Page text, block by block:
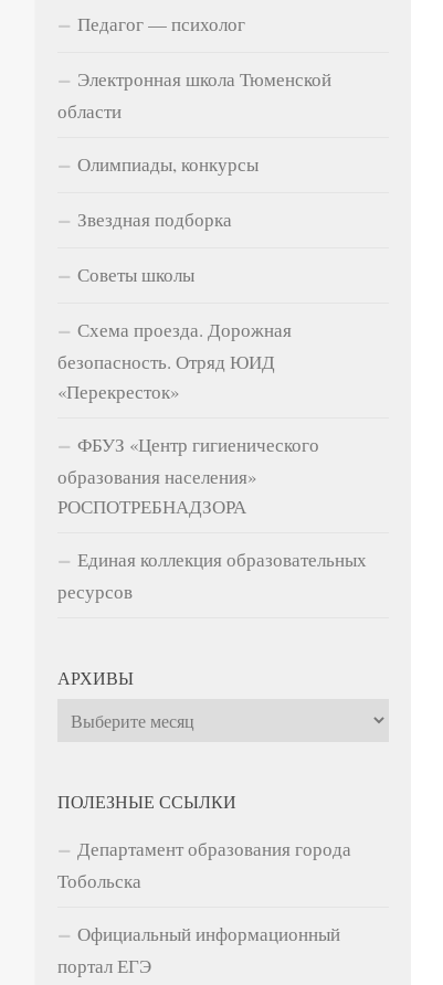
Педагог — психолог
Электронная школа Тюменской
области
Олимпиады, конкурсы
Звездная подборка
Советы школы
Схема проезда. Дорожная
безопасность. Отряд ЮИД
«Перекресток»
ФБУЗ «Центр гигиенического
образования населения»
РОСПОТРЕБНАДЗОРА
Единая коллекция образовательных
ресурсов
АРХИВЫ
Архивы
ПОЛЕЗНЫЕ ССЫЛКИ
Департамент образования города
Тобольска
Официальный информационный
портал ЕГЭ